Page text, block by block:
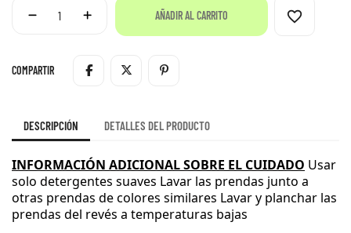
AÑADIR AL CARRITO favorite_border
COMPARTIR
DESCRIPCIÓN DETALLES DEL PRODUCTO
INFORMACIÓN ADICIONAL SOBRE EL CUIDADO Usar
solo detergentes suaves Lavar las prendas junto a
otras prendas de colores similares Lavar y planchar las
prendas del revés a temperaturas bajas